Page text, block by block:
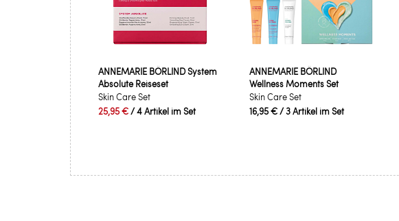
ANNEMARIE BÖRLIND System
Absolute Reiseset
Skin Care Set
25,95 €/ 4 Artikel im Set
ANNEMARIE BÖRLIND
Wellness Moments Set
Skin Care Set
16,95 €/ 3 Artikel im Set